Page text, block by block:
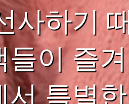
사하기
이 즐
특별